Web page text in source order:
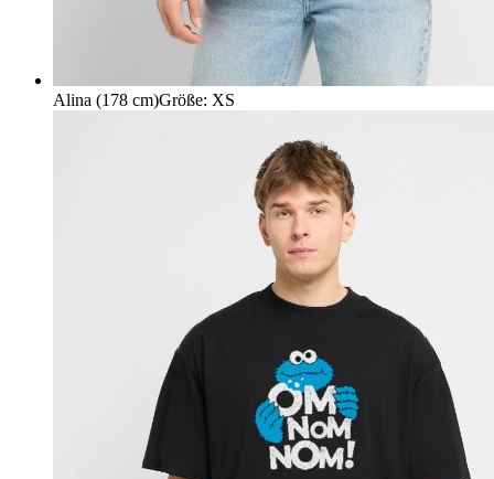
Alina (178 cm)Größe: XS